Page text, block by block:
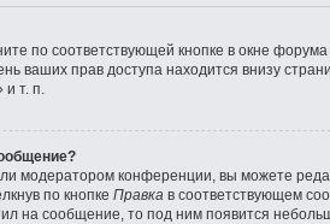
по соответствующей кнопке в окне
ваших прав доступа находится внизу
и т. п.
модератором конференции, вы можете
по кнопке Правкав соответствующем
на сообщение, то под ним появится